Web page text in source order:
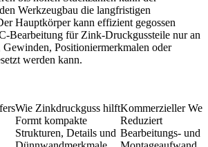
Werkzeugbau die langfristigen
Hauptkörper kann effizient gegossen
Bearbeitung für Zink-Druckgussteile nur an
Positioniermerkmalen oder
werden kann.
Wie Zinkdruckguss hilftKommerzieller Wert
Formt kompakte
Strukturen, Details und
Reduziert
Bearbeitungs- und